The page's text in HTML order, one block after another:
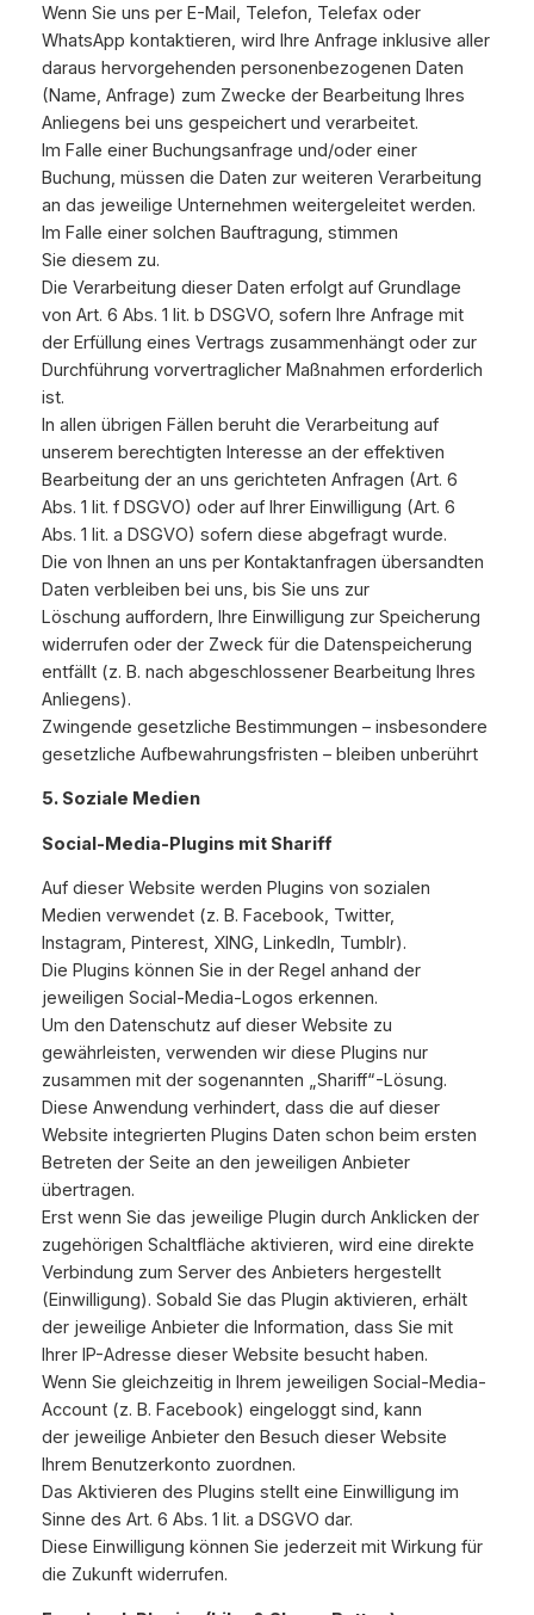
Wenn Sie uns per E-Mail, Telefon, Telefax oder
WhatsApp kontaktieren, wird Ihre Anfrage inklusive aller
daraus hervorgehenden personenbezogenen Daten
(Name, Anfrage) zum Zwecke der Bearbeitung Ihres
Anliegens bei uns gespeichert und verarbeitet.
Im Falle einer Buchungsanfrage und/oder einer
Buchung, müssen die Daten zur weiteren Verarbeitung
an das jeweilige Unternehmen weitergeleitet werden.
Im Falle einer solchen Bauftragung, stimmen
Sie diesem zu.
Die Verarbeitung dieser Daten erfolgt auf Grundlage
von Art. 6 Abs. 1 lit. b DSGVO, sofern Ihre Anfrage mit
der Erfüllung eines Vertrags zusammenhängt oder zur
Durchführung vorvertraglicher Maßnahmen erforderlich
ist.
In allen übrigen Fällen beruht die Verarbeitung auf
unserem berechtigten Interesse an der effektiven
Bearbeitung der an uns gerichteten Anfragen (Art. 6
Abs. 1 lit. f DSGVO) oder auf Ihrer Einwilligung (Art. 6
Abs. 1 lit. a DSGVO) sofern diese abgefragt wurde.
Die von Ihnen an uns per Kontaktanfragen übersandten
Daten verbleiben bei uns, bis Sie uns zur
Löschung auffordern, Ihre Einwilligung zur Speicherung
widerrufen oder der Zweck für die Datenspeicherung
entfällt (z. B. nach abgeschlossener Bearbeitung Ihres
Anliegens).
Zwingende gesetzliche Bestimmungen – insbesondere
gesetzliche Aufbewahrungsfristen – bleiben unberührt
5. Soziale Medien
Social-Media-Plugins mit Shariff
Auf dieser Website werden Plugins von sozialen
Medien verwendet (z. B. Facebook, Twitter,
Instagram, Pinterest, XING, LinkedIn, Tumblr).
Die Plugins können Sie in der Regel anhand der
jeweiligen Social-Media-Logos erkennen.
Um den Datenschutz auf dieser Website zu
gewährleisten, verwenden wir diese Plugins nur
zusammen mit der sogenannten „Shariff“-Lösung.
Diese Anwendung verhindert, dass die auf dieser
Website integrierten Plugins Daten schon beim ersten
Betreten der Seite an den jeweiligen Anbieter
übertragen.
Erst wenn Sie das jeweilige Plugin durch Anklicken der
zugehörigen Schaltfläche aktivieren, wird eine direkte
Verbindung zum Server des Anbieters hergestellt
(Einwilligung). Sobald Sie das Plugin aktivieren, erhält
der jeweilige Anbieter die Information, dass Sie mit
Ihrer IP-Adresse dieser Website besucht haben.
Wenn Sie gleichzeitig in Ihrem jeweiligen Social-Media-
Account (z. B. Facebook) eingeloggt sind, kann
der jeweilige Anbieter den Besuch dieser Website
Ihrem Benutzerkonto zuordnen.
Das Aktivieren des Plugins stellt eine Einwilligung im
Sinne des Art. 6 Abs. 1 lit. a DSGVO dar.
Diese Einwilligung können Sie jederzeit mit Wirkung für
die Zukunft widerrufen.